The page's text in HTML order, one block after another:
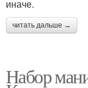
иначе.
читать дальше →
Набор